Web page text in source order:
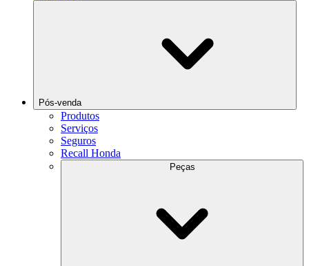
Pós-venda
Produtos
Serviços
Seguros
Recall Honda